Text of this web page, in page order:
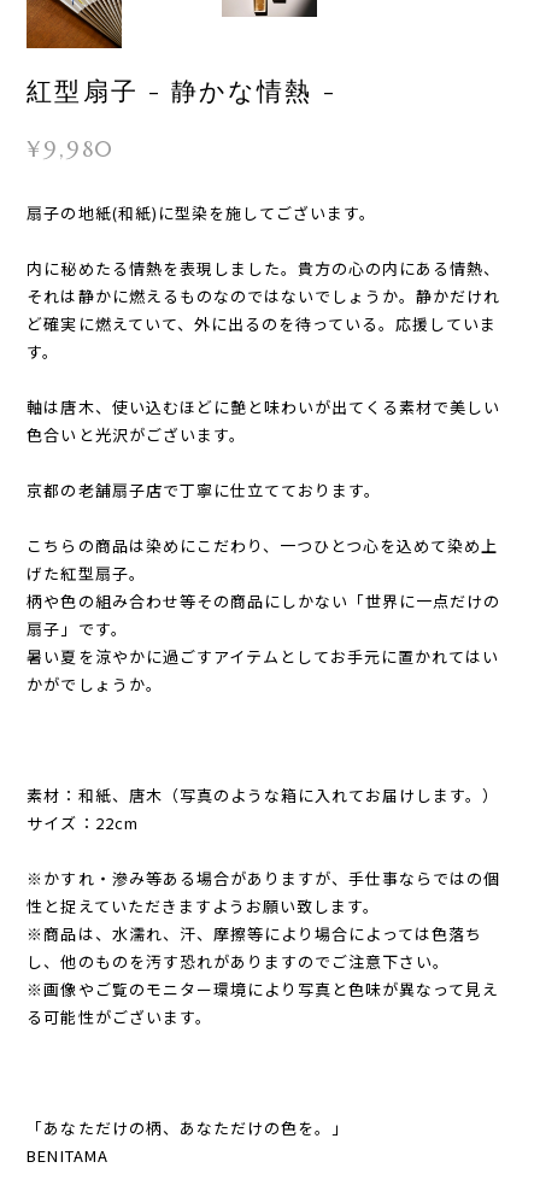
紅型扇子 - 静かな情熱 -
¥9,980
扇子の地紙(和紙)に型染を施してございます。
内に秘めたる情熱を表現しました。貴方の心の内にある情熱、
それは静かに燃えるものなのではないでしょうか。静かだけれ
ど確実に燃えていて、外に出るのを待っている。応援していま
す。
軸は唐木、使い込むほどに艶と味わいが出てくる素材で美しい
色合いと光沢がございます。
京都の老舗扇子店で丁寧に仕立てております。
こちらの商品は染めにこだわり、一つひとつ心を込めて染め上
げた紅型扇子。
柄や色の組み合わせ等その商品にしかない「世界に一点だけの
扇子」です。
暑い夏を涼やかに過ごすアイテムとしてお手元に置かれてはい
かがでしょうか。
素材：和紙、唐木（写真のような箱に入れてお届けします。）
サイズ：22cm
※かすれ・滲み等ある場合がありますが、手仕事ならではの個
性と捉えていただきますようお願い致します。
※商品は、水濡れ、汗、摩擦等により場合によっては色落ち
し、他のものを汚す恐れがありますのでご注意下さい。
※画像やご覧のモニター環境により写真と色味が異なって見え
る可能性がございます。
「あなただけの柄、あなただけの色を。」
BENITAMA